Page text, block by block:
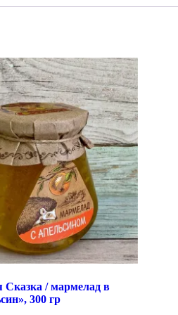
Сказка / мармелад в
300 гр